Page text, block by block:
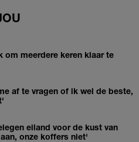
om meerdere keren klaar te
af te vragen of ik wel de beste,
eiland voor de kust van
onze koffers niet'